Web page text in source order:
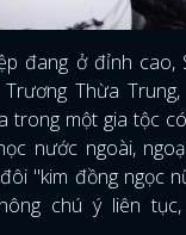
đang ở đỉnh cao,
Thừa
trong một gia tộc
nước ngoài,
"kim đồng ngọc
chú ý liên